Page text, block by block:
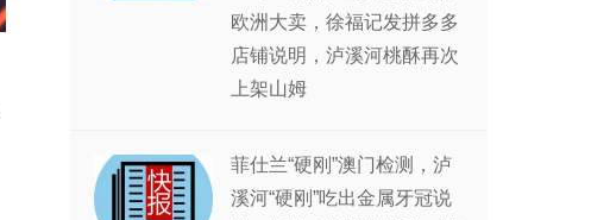
欧洲大卖，徐福记发拼多多
店铺说明，泸溪河桃酥再次
上架山姆
菲仕兰“硬刚”澳门检测，泸
溪河“硬刚”吃出金属牙冠说